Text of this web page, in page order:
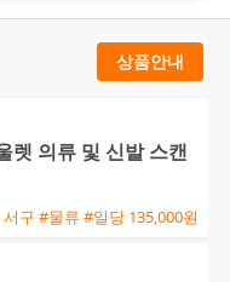
상품안내
렛 의류 및 신발 스캔
구 #물류 #일당 135,000원